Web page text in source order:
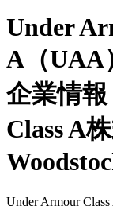
Under
A（UAA
企業情
Class A
Under Armour